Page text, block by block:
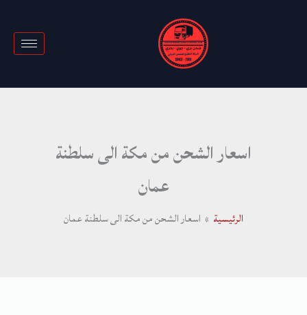
اسعار الشحن من مكة الى سلطنة
عمان
الرئيسية اسعار الشحن من مكة الى سلطنة عمان